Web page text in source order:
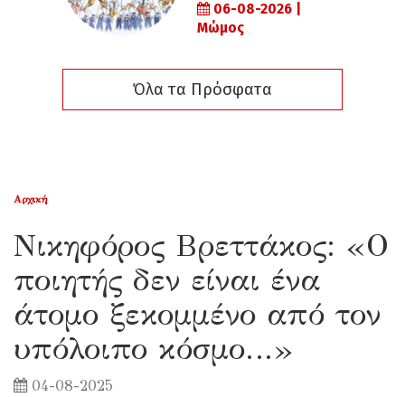
06-08-2026 |
Μώμος
Όλα τα Πρόσφατα
Αρχική
Νικηφόρος Βρεττάκος: «Ο
ποιητής δεν είναι ένα
άτομο ξεκομμένο από τον
υπόλοιπο κόσμο…»
04-08-2025